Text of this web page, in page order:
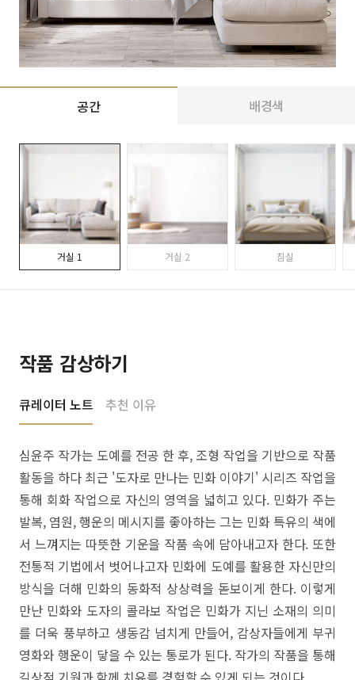
공간 배경색
거실 1 거실 2 침실
작품 감상하기
큐레이터 노트 추천 이유
심윤주 작가는 도예를 전공 한 후, 조형 작업을 기반으로 작품
활동을 하다 최근 '도자로 만나는 민화 이야기' 시리즈 작업을
통해 회화 작업으로 자신의 영역을 넓히고 있다. 민화가 주는
발복, 염원, 행운의 메시지를 좋아하는 그는 민화 특유의 색에
서 느껴지는 따뜻한 기운을 작품 속에 담아내고자 한다. 또한
전통적 기법에서 벗어나고자 민화에 도예를 활용한 자신만의
방식을 더해 민화의 동화적 상상력을 돋보이게 한다. 이렇게
만난 민화와 도자의 콜라보 작업은 민화가 지닌 소재의 의미
를 더욱 풍부하고 생동감 넘치게 만들어, 감상자들에게 부귀
영화와 행운이 닿을 수 있는 통로가 된다. 작가의 작품을 통해